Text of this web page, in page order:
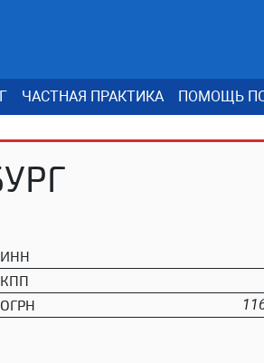
ЧАСТНАЯ ПРАКТИКА
ПОМОЩЬ
ИНН
КПП
ОГРН